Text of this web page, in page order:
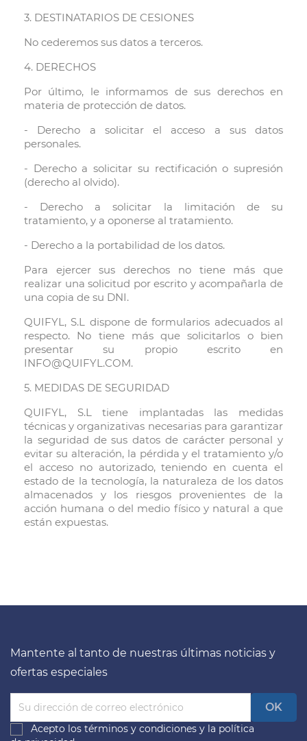
3. DESTINATARIOS DE CESIONES
No cederemos sus datos a terceros.
4. DERECHOS
Por último, le informamos de sus derechos en
materia de protección de datos.
- Derecho a solicitar el acceso a sus datos
personales.
- Derecho a solicitar su rectificación o supresión
(derecho al olvido).
- Derecho a solicitar la limitación de su
tratamiento, y a oponerse al tratamiento.
- Derecho a la portabilidad de los datos.
Para ejercer sus derechos no tiene más que
realizar una solicitud por escrito y acompañarla de
una copia de su DNI.
QUIFYL, S.L dispone de formularios adecuados al
respecto. No tiene más que solicitarlos o bien
presentar su propio escrito en
INFO@QUIFYL.COM.
5. MEDIDAS DE SEGURIDAD
QUIFYL, S.L tiene implantadas las medidas
técnicas y organizativas necesarias para garantizar
la seguridad de sus datos de carácter personal y
evitar su alteración, la pérdida y el tratamiento y/o
el acceso no autorizado, teniendo en cuenta el
estado de la tecnología, la naturaleza de los datos
almacenados y los riesgos provenientes de la
acción humana o del medio físico y natural a que
están expuestas.
Mantente al tanto de nuestras últimas noticias y
ofertas especiales
Acepto los términos y condiciones y la política